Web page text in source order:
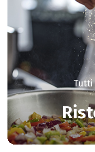
Tutti